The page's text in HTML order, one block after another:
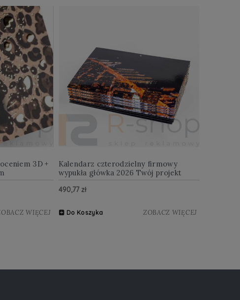
3D +
WIĘCEJ
Kalendarz czterodzielny firmowy
wypukła główka 2026 Twój projekt
490,77 zł
Do Koszyka ZOBACZ WIĘCEJ